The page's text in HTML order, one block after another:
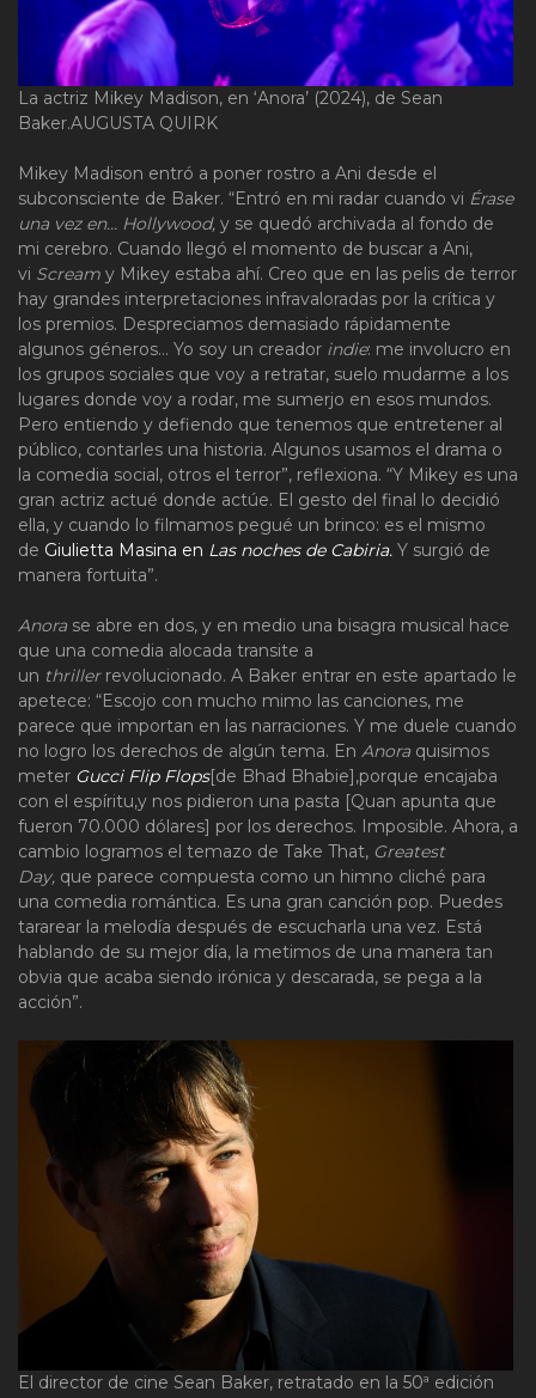
La actriz Mikey Madison, en ‘Anora’ (2024), de Sean
Baker.AUGUSTA QUIRK
Mikey Madison entró a poner rostro a Ani desde el
subconsciente de Baker. “Entró en mi radar cuando vi Érase
una vez en… Hollywood, y se quedó archivada al fondo de
mi cerebro. Cuando llegó el momento de buscar a Ani,
vi Scream y Mikey estaba ahí. Creo que en las pelis de terror
hay grandes interpretaciones infravaloradas por la crítica y
los premios. Despreciamos demasiado rápidamente
algunos géneros… Yo soy un creador indie: me involucro en
los grupos sociales que voy a retratar, suelo mudarme a los
lugares donde voy a rodar, me sumerjo en esos mundos.
Pero entiendo y defiendo que tenemos que entretener al
público, contarles una historia. Algunos usamos el drama o
la comedia social, otros el terror”, reflexiona. “Y Mikey es una
gran actriz actué donde actúe. El gesto del final lo decidió
ella, y cuando lo filmamos pegué un brinco: es el mismo
de Giulietta Masina en Las noches de Cabiria. Y surgió de
manera fortuita”.
Anora se abre en dos, y en medio una bisagra musical hace
que una comedia alocada transite a
un thrillerrevolucionado. A Baker entrar en este apartado le
apetece: “Escojo con mucho mimo las canciones, me
parece que importan en las narraciones. Y me duele cuando
no logro los derechos de algún tema. En Anora quisimos
meter Gucci Flip Flops[de Bhad Bhabie],porque encajaba
con el espíritu,y nos pidieron una pasta [Quan apunta que
fueron 70.000 dólares] por los derechos. Imposible. Ahora, a
cambio logramos el temazo de Take That, Greatest
Day, que parece compuesta como un himno cliché para
una comedia romántica. Es una gran canción pop. Puedes
tararear la melodía después de escucharla una vez. Está
hablando de su mejor día, la metimos de una manera tan
obvia que acaba siendo irónica y descarada, se pega a la
acción”.
El director de cine Sean Baker, retratado en la 50ª edición